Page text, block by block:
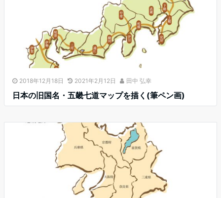
2018年12月18日 2021年2月12日 田中 弘幸
日本の旧国名・五畿七道マップを描く(筆ペン画)